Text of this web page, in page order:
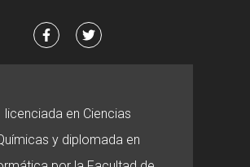
licenciada en Ciencias
y diplomada en